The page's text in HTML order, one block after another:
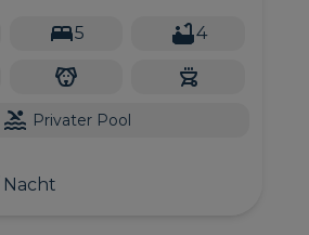
5 4
Privater Pool
Nacht